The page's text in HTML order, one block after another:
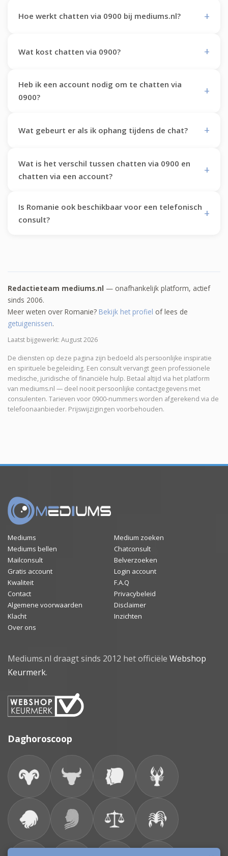
Hoe werkt chatten via 0900 bij mediums.nl?
Wat kost chatten via 0900?
Heb ik een account nodig om te chatten via
0900?
Wat gebeurt er als ik ophang tijdens de chat?
Wat is het verschil tussen chatten via 0900 en
chatten via een account?
Is Romanie ook beschikbaar voor een telefonisch
consult?
Redactieteam mediums.nl — onafhankelijk platform, actief
sinds 2006.
Meer weten over Romanie? Bekijk het profiel of lees de
getuigenissen.
Laatst bijgewerkt: August 2026
De diensten op deze pagina zijn bedoeld als persoonlijke inspiratie
en spirituele begeleiding. Een consult vervangt geen professionele
medische, juridische of financiële hulp. Betaal altijd via het platform
van mediums.nl — deel nooit persoonlijke contactgegevens met
consulenten. Tarieven voor 0900-nummers worden afgerekend via de
telefoonaanbieder. Prijswijzigingen voorbehouden.
Mediums
Medium zoeken
Mediums bellen
Chatconsult
Mailconsult
Belverzoeken
Gratis account
Login account
Kwaliteit
F.A.Q
Contact
Privacybeleid
Algemene voorwaarden
Disclaimer
Klacht
Inzichten
Over ons
Mediums.nl draagt sinds 2012 het officiële Webshop
Keurmerk.
Daghoroscoop